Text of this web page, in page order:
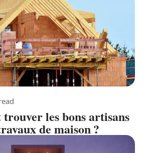
les bons artisans
de maison ?